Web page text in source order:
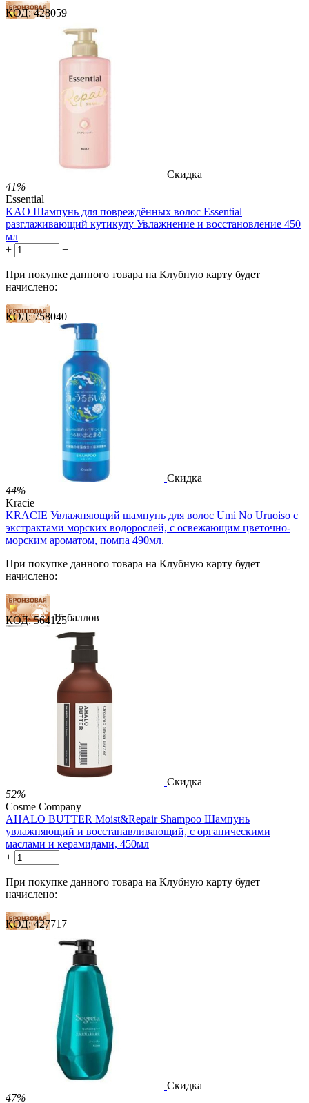
23 балла
38 баллов
1 578.00 Р
за 1.00 мл
КОД: 428059
Скидка
41%
Essential
KAO Шампунь для повреждённых волос Essential
разглаживающий кутикулу Увлажнение и восстановление 450
мл
+
−
При покупке данного товара на Клубную карту будет
начислено:
15 баллов
23 балла
38 баллов
1 486.00 Р
за 1.00 мл

КОД: 758040
Скидка
44%
Kracie
KRACIE Увлажняющий шампунь для волос Umi No Uruoiso с
экстрактами морских водорослей, с освежающим цветочно-
морским ароматом, помпа 490мл.
При покупке данного товара на Клубную карту будет
начислено:
15 баллов
23 балла
38 баллов
724.00 Р
за 1.00 мл
Нет в наличии
 
КОД: 564125
Скидка
52%
Cosme Company
AHALO BUTTER Moist&Repair Shampoo Шампунь
увлажняющий и восстанавливающий, с органическими
маслами и керамидами, 450мл
+
−
При покупке данного товара на Клубную карту будет
начислено:
23 балла
38 баллов
1 212.00
Р
за 1.00 мл

КОД: 427717
Скидка
47%